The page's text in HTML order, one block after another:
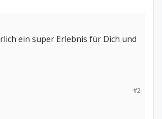
ein super Erlebnis für Dich und
#2